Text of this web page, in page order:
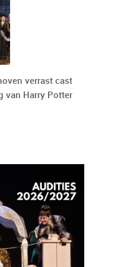
verrast cast
van Harry Potter